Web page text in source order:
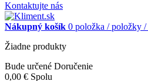
Kontaktujte nás
Nákupný košík 0 položka / položky /
Žiadne produkty
Bude určené Doručenie
0,00 € Spolu